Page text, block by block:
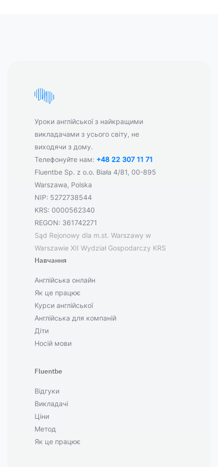
Уроки англійської з найкращими
викладачами з усього світу, не
виходячи з дому.
Телефонуйте нам: +48 22 307 11 71
Fluentbe Sp. z o.o. Biała 4/81, 00-895
Warszawa, Polska
NIP: 5272738544
KRS: 0000562340
REGON: 361742271
Sąd Rejonowy dla m.st. Warszawy w
Warszawie XII Wydział Gospodarczy KRS
Навчання
Англійська онлайн
Як це працює
Курси англійської
Англійська для компаній
Діти
Носій мови
Fluentbe
Відгуки
Викладачі
Ціни
Метод
Як це працює